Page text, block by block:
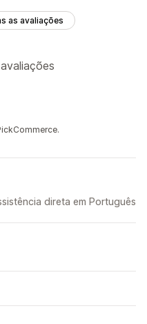
as avaliações
direta em Português